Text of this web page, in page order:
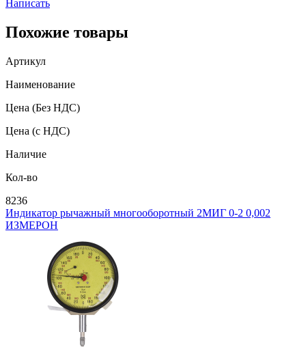
Написать
Похожие товары
Артикул
Наименование
Цена (Без НДС)
Цена (с НДС)
Наличие
Кол-во
8236
Индикатор рычажный многооборотный 2МИГ 0-2 0,002
ИЗМЕРОН